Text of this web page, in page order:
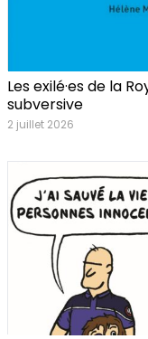
Les exilé·es de la
subversive
2 juillet 2026